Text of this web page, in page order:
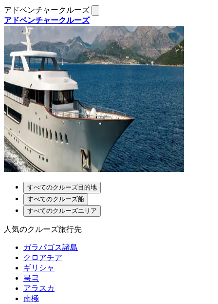
アドベンチャークルーズ
アドベンチャークルーズ
すべてのクルーズ目的地
すべてのクルーズ船
すべてのクルーズエリア
人気のクルーズ旅行先
ガラパゴス諸島
クロアチア
ギリシャ
북극
アラスカ
南極